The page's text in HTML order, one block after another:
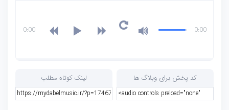
0:00
0:00
کد پخش برای وبلاگ ها لینک کوتاه مطلب